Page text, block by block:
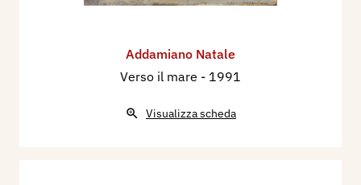
Addamiano Natale
Verso il mare - 1991
Visualizza scheda